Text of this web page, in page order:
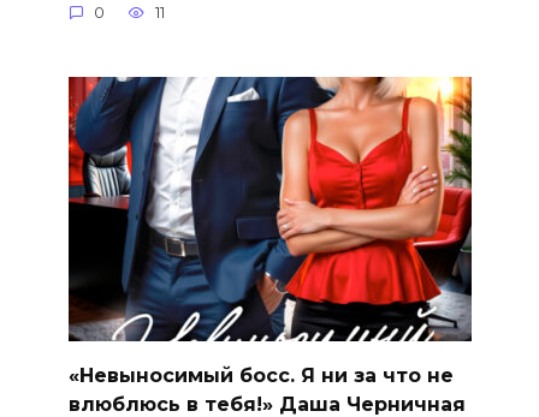
0 11
«Невыносимый босс. Я ни за что не
влюблюсь в тебя!» Даша Черничная